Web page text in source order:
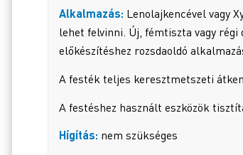
Alkalmazás: Lenolajkencével vagy
lehet felvinni. Új, fémtiszta vagy
előkészítéshez rozsdaoldó
A festék teljes keresztmetszeti
A festéshez használt eszközök
Hígítás: nem szükséges